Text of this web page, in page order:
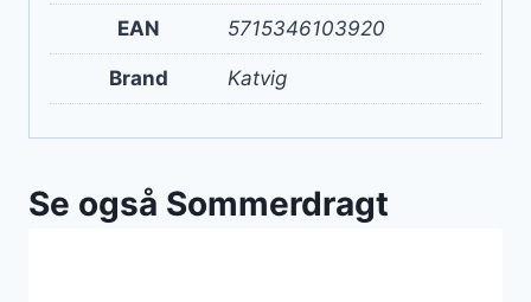
EAN 5715346103920
Brand Katvig
Se også Sommerdragt